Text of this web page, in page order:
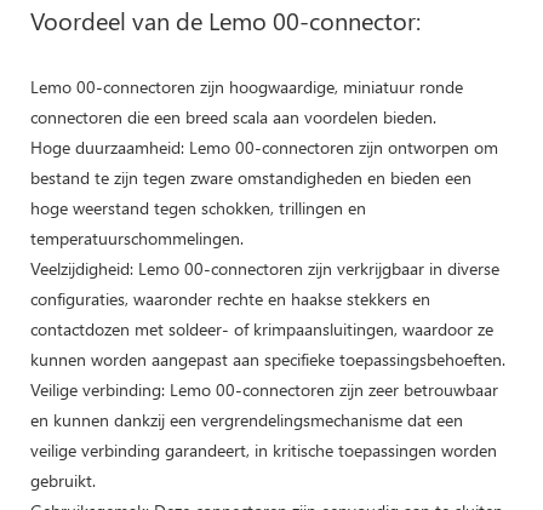
Voordeel van de Lemo 00-connector:
Lemo 00-connectoren zijn hoogwaardige, miniatuur ronde
connectoren die een breed scala aan voordelen bieden.
Hoge duurzaamheid: Lemo 00-connectoren zijn ontworpen om
bestand te zijn tegen zware omstandigheden en bieden een
hoge weerstand tegen schokken, trillingen en
temperatuurschommelingen.
Veelzijdigheid: Lemo 00-connectoren zijn verkrijgbaar in diverse
configuraties, waaronder rechte en haakse stekkers en
contactdozen met soldeer- of krimpaansluitingen, waardoor ze
kunnen worden aangepast aan specifieke toepassingsbehoeften.
Veilige verbinding: Lemo 00-connectoren zijn zeer betrouwbaar
en kunnen dankzij een vergrendelingsmechanisme dat een
veilige verbinding garandeert, in kritische toepassingen worden
gebruikt.